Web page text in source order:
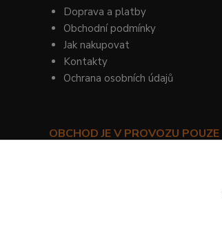
Doprava a platby
Obchodní podmínky
Jak nakupovat
Kontakty
Ochrana osobních údajů
OBCHOD JE V PROVOZU POUZE